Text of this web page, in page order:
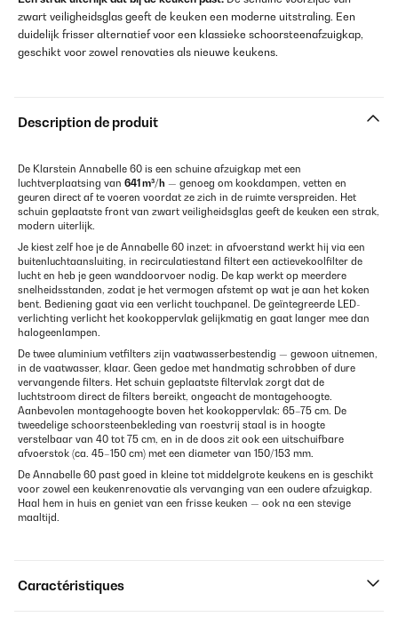
zwart veiligheidsglas geeft de keuken een moderne uitstraling. Een
duidelijk frisser alternatief voor een klassieke schoorsteenafzuigkap,
geschikt voor zowel renovaties als nieuwe keukens.
Description de produit
De Klarstein Annabelle 60 is een schuine afzuigkap met een
luchtverplaatsing van 641 m³/h — genoeg om kookdampen, vetten en
geuren direct af te voeren voordat ze zich in de ruimte verspreiden. Het
schuin geplaatste front van zwart veiligheidsglas geeft de keuken een strak,
modern uiterlijk.
Je kiest zelf hoe je de Annabelle 60 inzet: in afvoerstand werkt hij via een
buitenluchtaansluiting, in recirculatiestand filtert een actievekoolfilter de
lucht en heb je geen wanddoorvoer nodig. De kap werkt op meerdere
snelheidsstanden, zodat je het vermogen afstemt op wat je aan het koken
bent. Bediening gaat via een verlicht touchpanel. De geïntegreerde LED-
verlichting verlicht het kookoppervlak gelijkmatig en gaat langer mee dan
halogeenlampen.
De twee aluminium vetfilters zijn vaatwasserbestendig — gewoon uitnemen,
in de vaatwasser, klaar. Geen gedoe met handmatig schrobben of dure
vervangende filters. Het schuin geplaatste filtervlak zorgt dat de
luchtstroom direct de filters bereikt, ongeacht de montagehoogte.
Aanbevolen montagehoogte boven het kookoppervlak: 65–75 cm. De
tweedelige schoorsteen­bekleding van roestvrij staal is in hoogte
verstelbaar van 40 tot 75 cm, en in de doos zit ook een uitschuifbare
afvoerstok (ca. 45–150 cm) met een diameter van 150/153 mm.
De Annabelle 60 past goed in kleine tot middelgrote keukens en is geschikt
voor zowel een keukenrenovatie als vervanging van een oudere afzuigkap.
Haal hem in huis en geniet van een frisse keuken — ook na een stevige
maaltijd.
Caractéristiques